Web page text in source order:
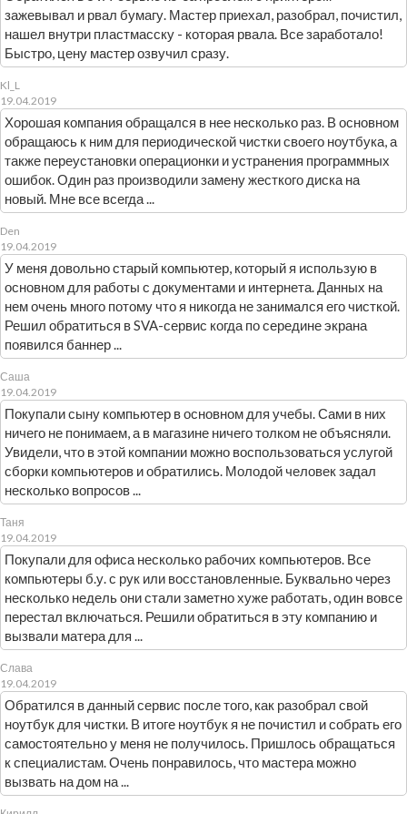
зажевывал и рвал бумагу. Мастер приехал, разобрал, почистил,
нашел внутри пластмасску - которая рвала. Все заработало!
Быстро, цену мастер озвучил сразу.
Kl_L
19.04.2019
Хорошая компания обращался в нее несколько раз. В основном
обращаюсь к ним для периодической чистки своего ноутбука, а
также переустановки операционки и устранения программных
ошибок. Один раз производили замену жесткого диска на
новый. Мне все всегда ...
Den
19.04.2019
У меня довольно старый компьютер, который я использую в
основном для работы с документами и интернета. Данных на
нем очень много потому что я никогда не занимался его чисткой.
Решил обратиться в SVA-сервис когда по середине экрана
появился баннер ...
Саша
19.04.2019
Покупали сыну компьютер в основном для учебы. Сами в них
ничего не понимаем, а в магазине ничего толком не объясняли.
Увидели, что в этой компании можно воспользоваться услугой
сборки компьютеров и обратились. Молодой человек задал
несколько вопросов ...
Таня
19.04.2019
Покупали для офиса несколько рабочих компьютеров. Все
компьютеры б.у. с рук или восстановленные. Буквально через
несколько недель они стали заметно хуже работать, один вовсе
перестал включаться. Решили обратиться в эту компанию и
вызвали матера для ...
Слава
19.04.2019
Обратился в данный сервис после того, как разобрал свой
ноутбук для чистки. В итоге ноутбук я не почистил и собрать его
самостоятельно у меня не получилось. Пришлось обращаться
к специалистам. Очень понравилось, что мастера можно
вызвать на дом на ...